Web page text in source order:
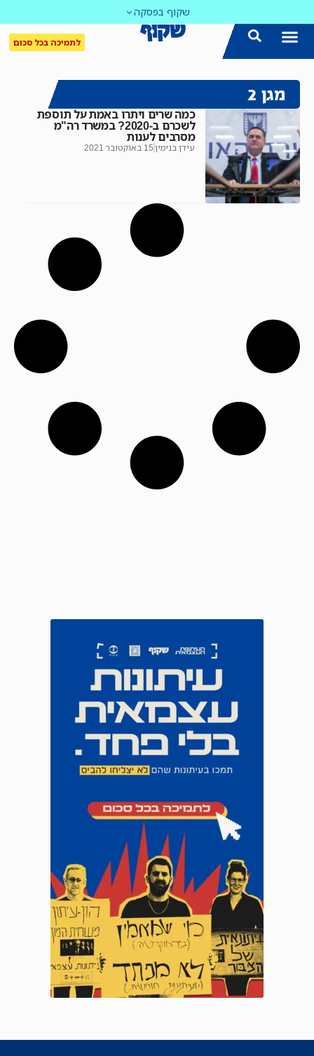
שקוף בפסקה
לתמיכה בכל סכום
מגן 2
כמה שרים ויתרו באמת על תוספת
לשכרם ב-2020? במשרד רה"מ
מסרבים לענות
עידן בנימין 15 באוקטובר 2021